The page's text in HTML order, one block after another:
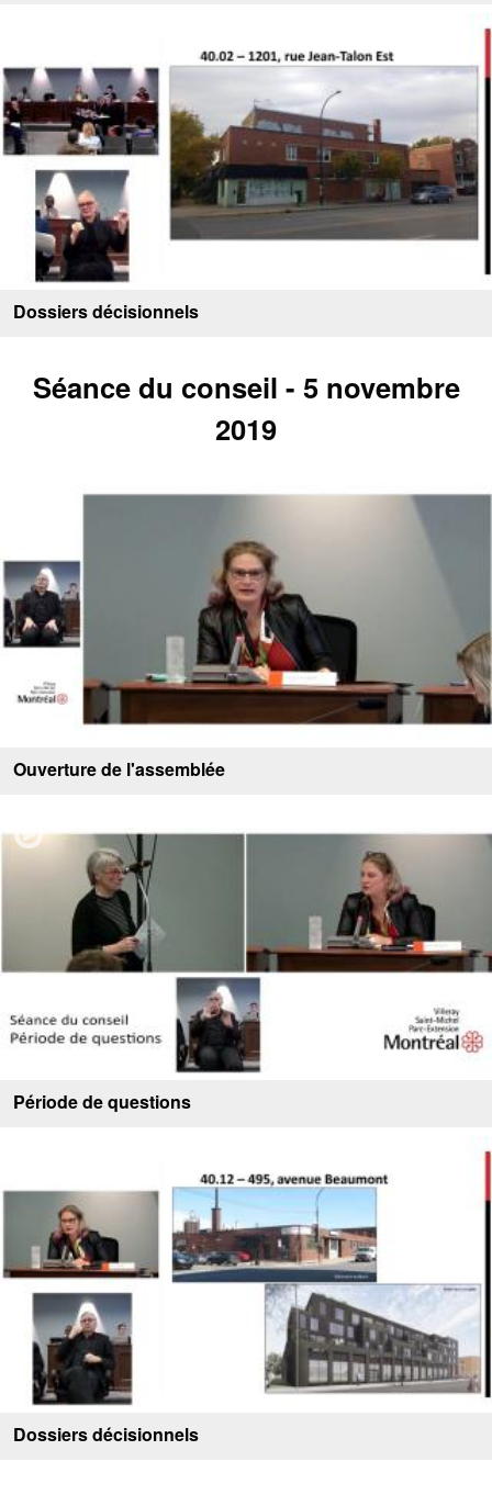
Dossiers décisionnels
Séance du conseil - 5 novembre
2019
Ouverture de l'assemblée
Période de questions
Dossiers décisionnels